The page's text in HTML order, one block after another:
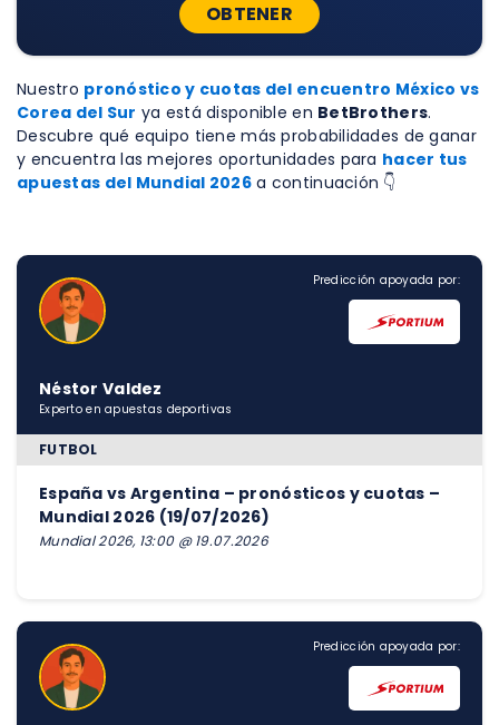
OBTENER
Nuestro pronóstico y cuotas del encuentro México vs
Corea del Sur ya está disponible en BetBrothers.
Descubre qué equipo tiene más probabilidades de ganar
y encuentra las mejores oportunidades para hacer tus
apuestas del Mundial 2026 a continuación 👇
Predicción apoyada por:
Néstor Valdez
Experto en apuestas deportivas
FUTBOL
España vs Argentina – pronósticos y cuotas –
Mundial 2026 (19/07/2026)
Mundial 2026, 13:00 @ 19.07.2026
Predicción apoyada por: